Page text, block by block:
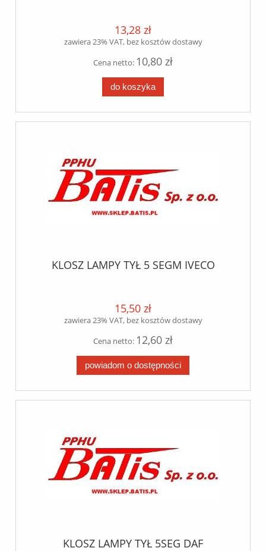
13,28 zł
zawiera 23% VAT, bez kosztów dostawy
Cena netto: 10,80 zł
do koszyka
KLOSZ LAMPY TYŁ 5 SEGM IVECO
15,50 zł
zawiera 23% VAT, bez kosztów dostawy
Cena netto: 12,60 zł
powiadom o dostępności
KLOSZ LAMPY TYŁ 5SEG DAF